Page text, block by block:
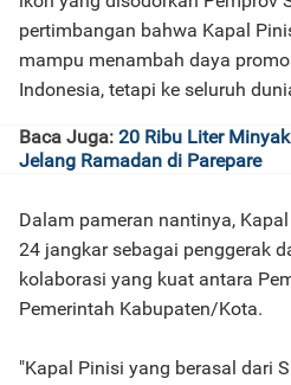
pertimbangan bahwa Kapal
mampu menambah daya
Indonesia, tetapi ke seluruh
Baca Juga: 20 Ribu Liter
Jelang Ramadan di Parepare
Dalam pameran nantinya,
24 jangkar sebagai penggerak
kolaborasi yang kuat antara
Pemerintah Kabupaten/Kota.
"Kapal Pinisi yang berasal dari